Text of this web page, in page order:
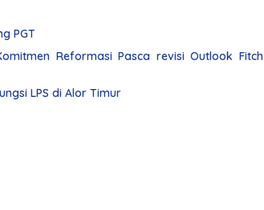
Merasa Ditipu, Nikodemus Mokai Polisikan Pendamping PGT
Reformasi Pasca revisi Outlook Fitch
LPS di Alor Timur